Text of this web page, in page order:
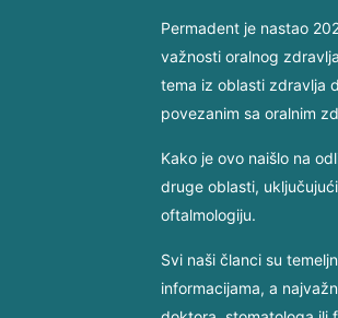
Permadent je nastao
važnosti oralnog
tema iz oblasti zdravlja
povezanim sa oralnim
Kako je ovo naišlo na
druge oblasti,
oftalmologiju.
Svi naši članci su
informacijama, a